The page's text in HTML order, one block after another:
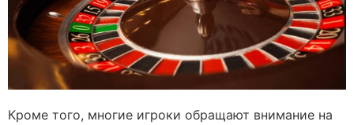
Кроме того, многие игроки обращают внимание на